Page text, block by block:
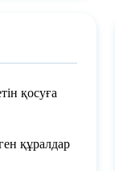
қосуға
құралдар